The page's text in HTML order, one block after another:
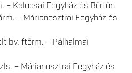
– Kalocsai Fegyház és Börtön
– Márianosztrai Fegyház és
bv. ftőrm. – Pálhalmai
– Márianosztrai Fegyház és